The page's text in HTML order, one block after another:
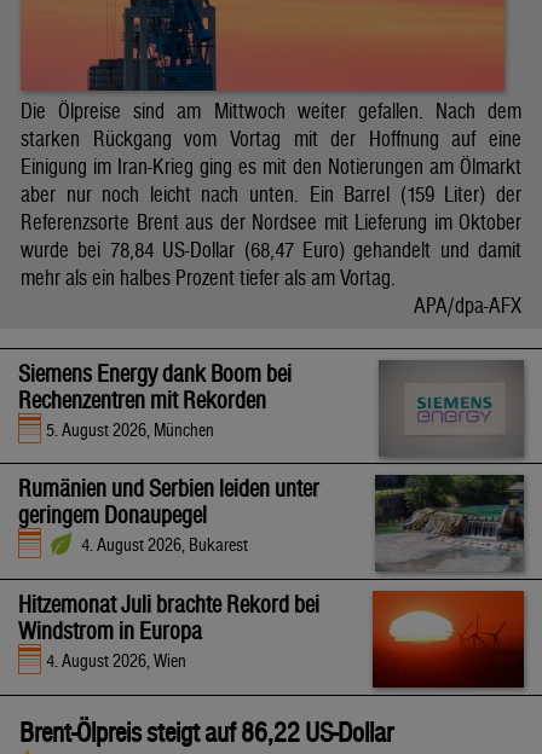
Die Ölpreise sind am Mittwoch weiter gefallen. Nach dem
starken Rückgang vom Vortag mit der Hoffnung auf eine
Einigung im Iran-Krieg ging es mit den Notierungen am Ölmarkt
aber nur noch leicht nach unten. Ein Barrel (159 Liter) der
Referenzsorte Brent aus der Nordsee mit Lieferung im Oktober
wurde bei 78,84 US-Dollar (68,47 Euro) gehandelt und damit
mehr als ein halbes Prozent tiefer als am Vortag.
APA/dpa-AFX
Siemens Energy dank Boom bei
Rechenzentren mit Rekorden
5. August 2026, München
Rumänien und Serbien leiden unter
geringem Donaupegel
4. August 2026, Bukarest
Hitzemonat Juli brachte Rekord bei
Windstrom in Europa
4. August 2026, Wien
Brent-Ölpreis steigt auf 86,22 US-Dollar